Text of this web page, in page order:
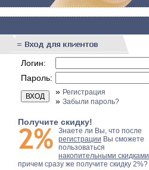
Логин:
Пароль:
» Регистрация
» Забыли пароль?
Получите скидку!
Знаете ли Вы, что после
регистрации Вы сможете
пользоваться
накопительными скидками
причем сразу же получите скидку 2%?